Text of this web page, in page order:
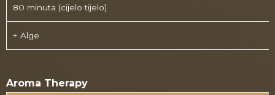
80 minuta (cijelo tijelo)
+ Alge
Aroma Therapy